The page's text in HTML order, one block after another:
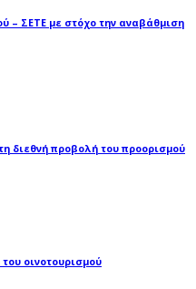
– ΣΕΤΕ με στόχο την αναβάθμιση
διεθνή προβολή του προορισμού
οινοτουρισμού